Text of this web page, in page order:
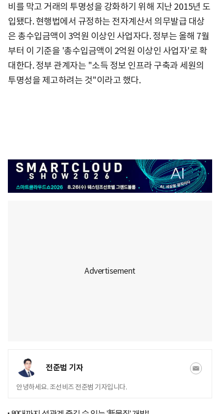
비를 막고 거래의 투명성을 강화하기 위해 지난 2015년 도
입됐다. 현행법에서 규정하는 전자계산서 의무발급 대상
은 총수입금액이 3억원 이상인 사업자다. 정부는 올해 7월
부터 이 기준을 '총수입금액이 2억원 이상인 사업자'로 확
대한다. 정부 관계자는 "소득 정보 인프라 구축과 세원의
투명성을 제고하려는 것"이라고 했다.
전준범 기자
안녕하세요. 조선비즈 전준범 기자입니다.